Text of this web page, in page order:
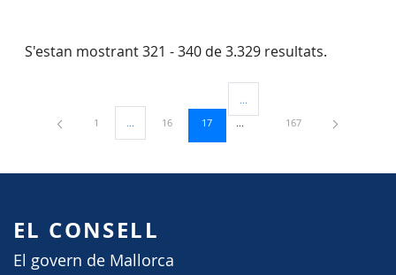
S'estan mostrant 321 - 340 de 3.329 resultats.
Pàgina
1 ...Pàgines intermèdies Utilitzeu TAB per navegar.
Pàgina
16 Pàgina
17
Pàgines intermèdies Utilitzeu
Pàgina
167
EL CONSELL
El govern de Mallorca